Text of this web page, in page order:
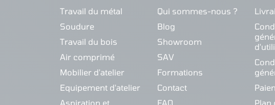
Travail du métal
Soudure
Travail du bois
Air comprimé
Mobilier d'atelier
Equipement d'atelier
Aspiration et
Qui sommes-nous ?
Blog
Showroom
SAV
Formations
Contact
FAQ
Plan